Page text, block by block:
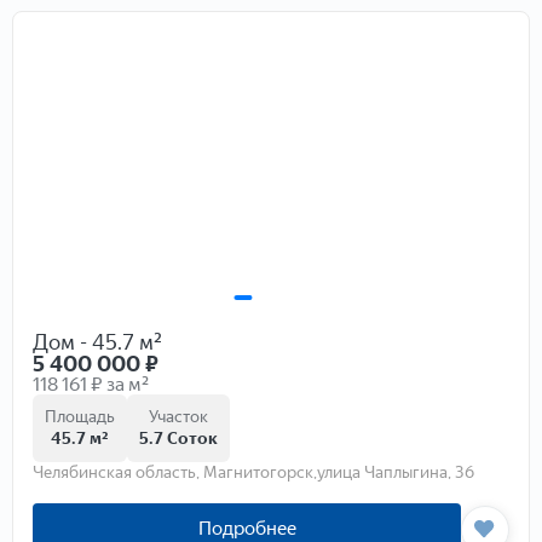
Дом - 45.7 м²
5 400 000₽
118 161 ₽ за м²
Площадь
45.7 м²
Участок
5.7 Соток
Челябинская область, Магнитогорск,улица Чаплыгина, 36
Подробнее